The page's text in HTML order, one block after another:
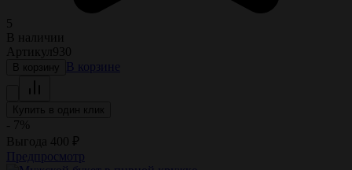
5
В наличии
Артикул 930
В корзину В корзине
Купить в один клик
- 7%
Выгода 400 ₽
Предпросмотр